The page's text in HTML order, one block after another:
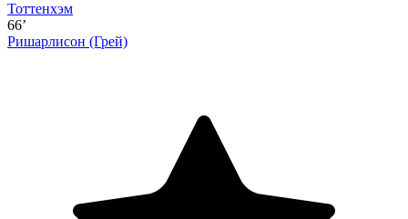
Тоттенхэм
66’
Ришарлисон (Грей)